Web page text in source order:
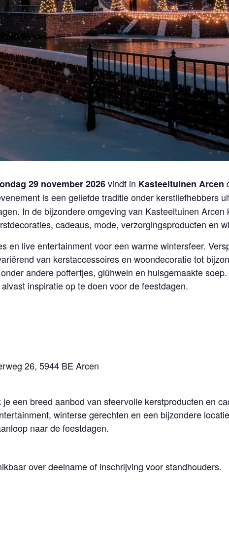
29 november 2026vindt in Kasteeltuinen Arcen
is een geliefde traditie onder kerstliefhebbers
In de bijzondere omgeving van Kasteeltuinen Arcen
cadeaus, mode, verzorgingsproducten en
en live entertainment voor een warme wintersfeer.
van kerstaccessoires en woondecoratie tot
andere poffertjes, glühwein en huisgemaakte
inspiratie op te doen voor de feestdagen.
26, 5944 BE Arcen
een breed aanbod van sfeervolle kerstproducten en
winterse gerechten en een bijzondere
naar de feestdagen.
over deelname of inschrijving voor standhouders.